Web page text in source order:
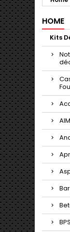
HOME
Kits
AIM
BPS